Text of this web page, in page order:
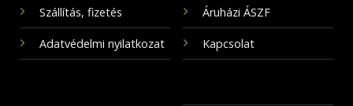
Szállítás, fizetés
Adatvédelmi nyilatkozat
Áruházi ÁSZF
Kapcsolat